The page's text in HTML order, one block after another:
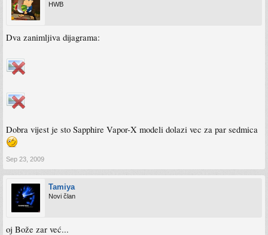
HWB
Dva zanimljiva dijagrama:
Dobra vijest je sto Sapphire Vapor-X modeli dolazi vec za par sedmica
Sep 23, 2009
Tamiya
Novi član
oj Bože zar već...